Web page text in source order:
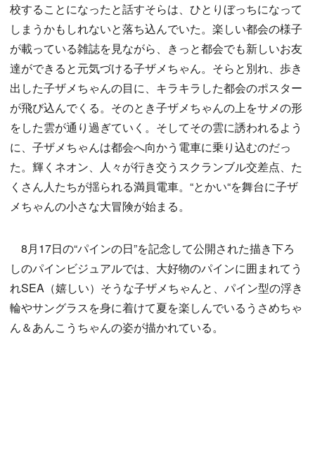
校することになったと話すそらは、ひとりぼっちになって
しまうかもしれないと落ち込んでいた。楽しい都会の様子
が載っている雑誌を見ながら、きっと都会でも新しいお友
達ができると元気づける子ザメちゃん。そらと別れ、歩き
出した子ザメちゃんの目に、キラキラした都会のポスター
が飛び込んでくる。そのとき子ザメちゃんの上をサメの形
をした雲が通り過ぎていく。そしてその雲に誘われるよう
に、子ザメちゃんは都会へ向かう電車に乗り込むのだっ
た。輝くネオン、人々が行き交うスクランブル交差点、た
くさん人たちが揺られる満員電車。“とかい“を舞台に子ザ
メちゃんの小さな大冒険が始まる。
8月17日の“パインの日”を記念して公開された描き下ろ
しのパインビジュアルでは、大好物のパインに囲まれてう
れSEA（嬉しい）そうな子ザメちゃんと、パイン型の浮き
輪やサングラスを身に着けて夏を楽しんでいるうさめちゃ
ん＆あんこうちゃんの姿が描かれている。